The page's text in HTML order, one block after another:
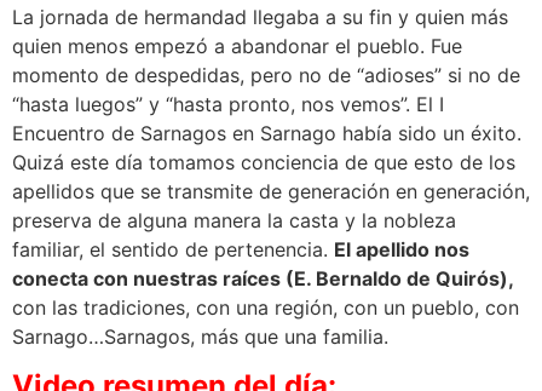
La jornada de hermandad llegaba a su fin y quien más
quien menos empezó a abandonar el pueblo. Fue
momento de despedidas, pero no de “adioses” si no de
“hasta luegos” y “hasta pronto, nos vemos”. El I
Encuentro de Sarnagos en Sarnago había sido un éxito.
Quizá este día tomamos conciencia de que esto de los
apellidos que se transmite de generación en generación,
preserva de alguna manera la casta y la nobleza
familiar, el sentido de pertenencia. El apellido nos
conecta con nuestras raíces (E. Bernaldo de Quirós),
con las tradiciones, con una región, con un pueblo, con
Sarnago…Sarnagos, más que una familia.